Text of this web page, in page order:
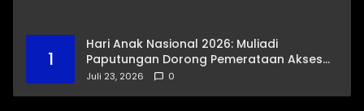
1
Hari Anak Nasional 2026: Muliadi
Paputungan Dorong Pemerataan Akses
Pendidikan dan Proteksi Digital Anak Sulut
Juli 23, 2026 0